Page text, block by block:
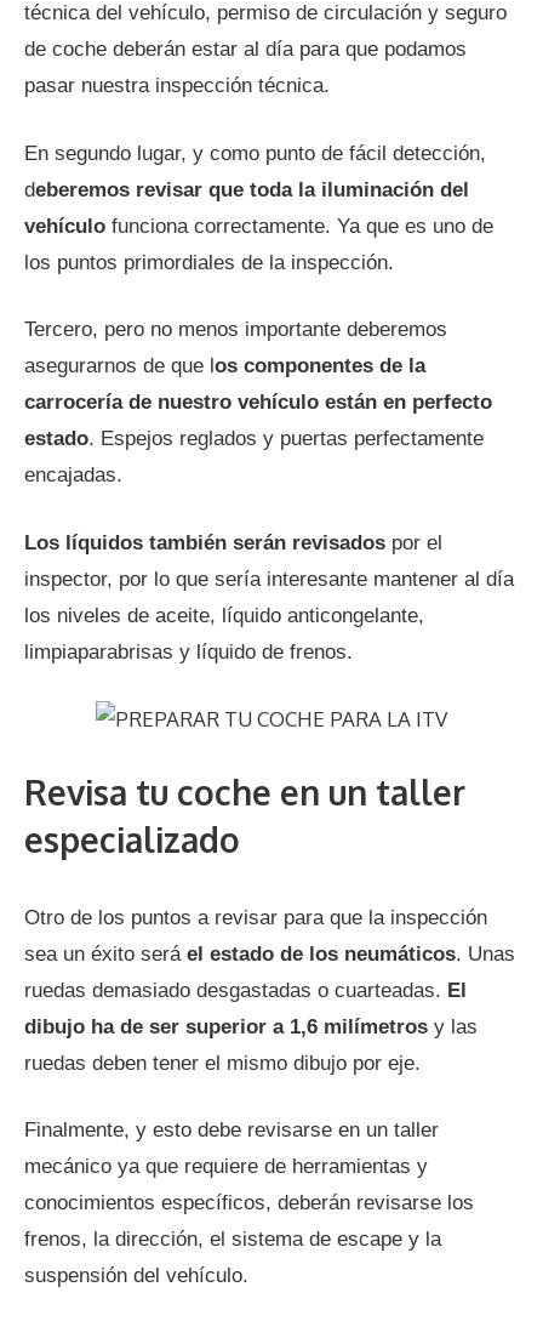
técnica del vehículo, permiso de circulación y seguro
de coche deberán estar al día para que podamos
pasar nuestra inspección técnica.
En segundo lugar, y como punto de fácil detección,
deberemos revisar que toda la iluminación del
vehículo funciona correctamente. Ya que es uno de
los puntos primordiales de la inspección.
Tercero, pero no menos importante deberemos
asegurarnos de que l os componentes de la
carrocería de nuestro vehículo están en perfecto
estado. Espejos reglados y puertas perfectamente
encajadas.
Los líquidos también serán revisados por el
inspector, por lo que sería interesante mantener al día
los niveles de aceite, líquido anticongelante,
limpiaparabrisas y líquido de frenos.
Revisa tu coche en un taller
especializado
Otro de los puntos a revisar para que la inspección
sea un éxito será el estado de los neumáticos. Unas
ruedas demasiado desgastadas o cuarteadas. El
dibujo ha de ser superior a 1,6 milímetros y las
ruedas deben tener el mismo dibujo por eje.
Finalmente, y esto debe revisarse en un taller
mecánico ya que requiere de herramientas y
conocimientos específicos, deberán revisarse los
frenos, la dirección, el sistema de escape y la
suspensión del vehículo.